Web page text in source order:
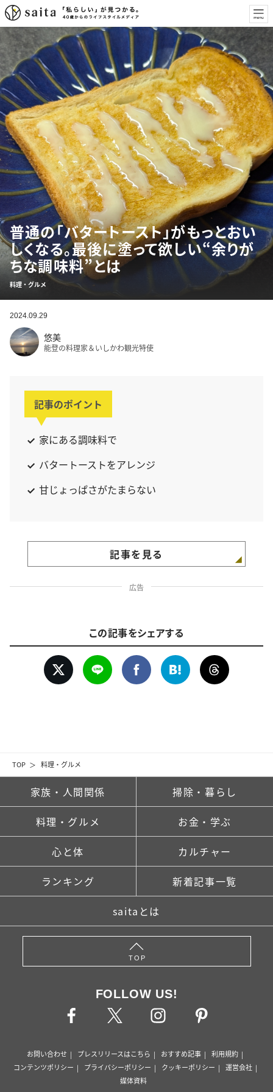
TOP 料理・グルメ
普通の「バタートースト」がもっとおい
しくなる。最後に塗って欲しい“余りが
ちな調味料”とは
料理・グルメ
2024.09.29
悠美
能登の料理家＆いしかわ観光特使
記事のポイント
家にある調味料で
バタートーストをアレンジ
甘じょっぱさがたまらない
記事を見る
広告
この記事をシェアする
家族・人間関係 掃除・暮らし
料理・グルメ お金・学ぶ
心と体 カルチャー
ランキング 新着記事一覧
saitaとは
TOP
FOLLOW US!
お問い合わせ プレスリリースはこちら おすすめ記事
利用規約
コンテンツポリシー
プライバシーポリシー クッキーポリシー
運営会社
媒体資料